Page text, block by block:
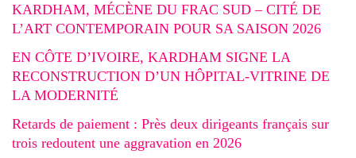
KARDHAM, MÉCÈNE DU FRAC SUD – CITÉ DE
L’ART CONTEMPORAIN POUR SA SAISON 2026
EN CÔTE D’IVOIRE, KARDHAM SIGNE LA
RECONSTRUCTION D’UN HÔPITAL-VITRINE DE
LA MODERNITÉ
Retards de paiement : Près deux dirigeants français sur
trois redoutent une aggravation en 2026